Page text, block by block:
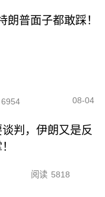
朗普面子都敢踩！
6954 08-04
判，伊朗又是反
阅读 5818